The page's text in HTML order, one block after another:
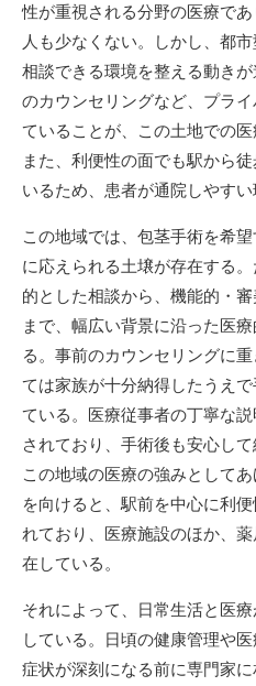
性が重視される分野の医療で
人も少なくない。しかし、都
相談できる環境を整える動き
のカウンセリングなど、プラ
ていることが、この土地での医
また、利便性の面でも駅から
いるため、患者が通院しやすい
この地域では、包茎手術を希
に応えられる土壌が存在する
的とした相談から、機能的・
まで、幅広い背景に沿った医
る。事前のカウンセリングに
ては家族が十分納得したうえ
ている。医療従事者の丁寧な
されており、手術後も安心し
この地域の医療の強みとして
を向けると、駅前を中心に利
れており、医療施設のほか、
在している。
それによって、日常生活と医
している。日頃の健康管理や
症状が深刻になる前に専門家